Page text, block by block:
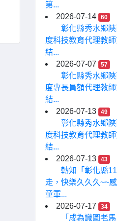
第...
2026-07-14
60
彰化縣秀水鄉
度科技教育代理教
結...
2026-07-07
57
彰化縣秀水鄉
度專長員額代理教
結...
2026-07-13
49
彰化縣秀水鄉
度科技教育代理教
結...
2026-07-13
43
轉知「彰化縣
走，快樂久久久~~
童軍...
2026-07-17
34
「成為識圖老